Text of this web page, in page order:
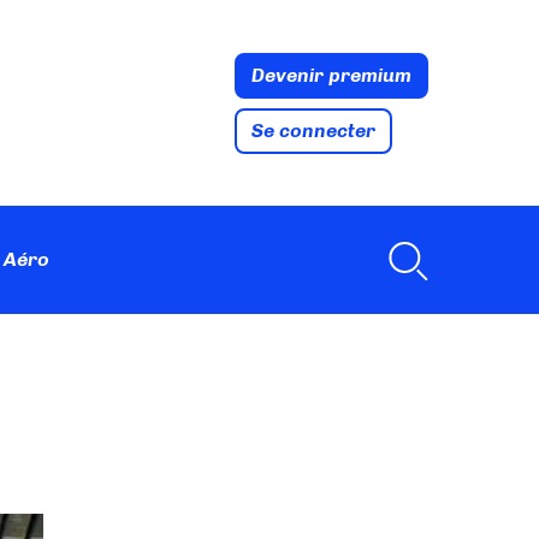
Devenir premium
Se connecter